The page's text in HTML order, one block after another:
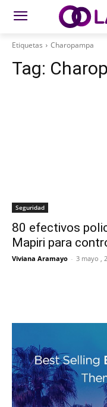
Etiquetas Charopampa
Tag:
Seguridad
80 efectivos
Mapiri para
Viviana Aramayo - 3 mayo ,